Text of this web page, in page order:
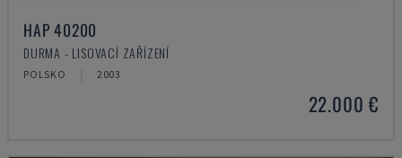
HAP 40200
DURMA - LISOVACÍ ZAŘÍZENÍ
POLSKO 2003
22.000 €